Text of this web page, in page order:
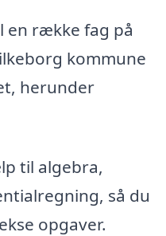
en række fag på
kommune
herunder
til algebra,
så du
opgaver.